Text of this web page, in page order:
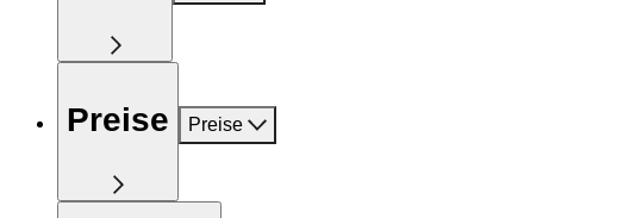
Preise Preise